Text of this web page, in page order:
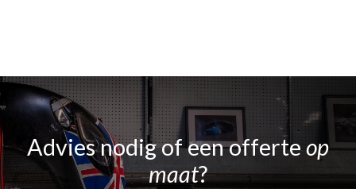
Advies nodig of een offerteop
maat?